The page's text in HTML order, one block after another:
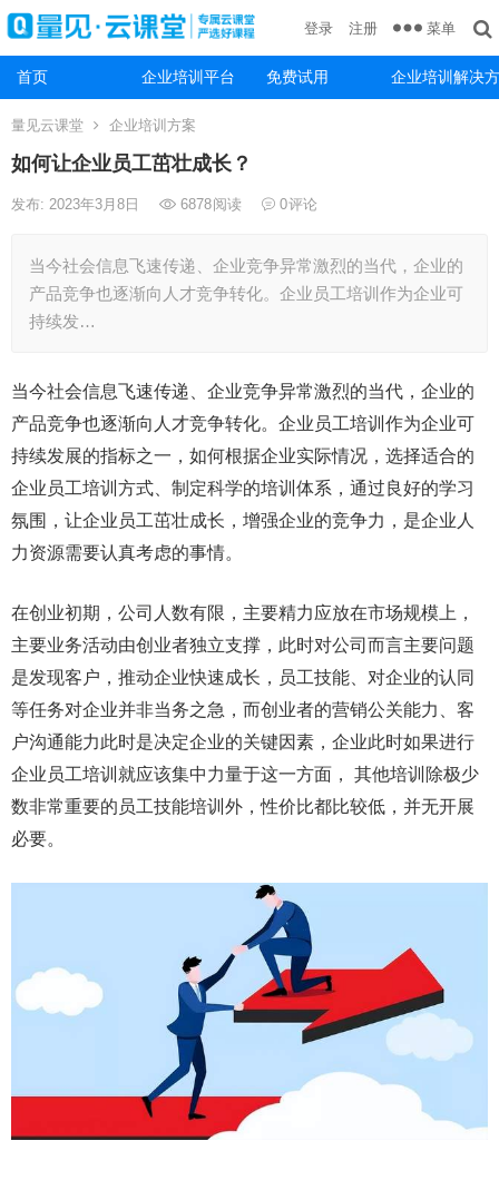
首页 企业培训平台 免费试用 企业培训解决
登录 注册 菜单
量见云课堂 企业培训方案
如何让企业员工茁壮成长？
发布: 2023年3月8日 6878阅读 0评论
当今社会信息飞速传递、企业竞争异常激烈的当代，企业的
产品竞争也逐渐向人才竞争转化。企业员工培训作为企业可
持续发…
当今社会信息飞速传递、企业竞争异常激烈的当代，企业的
产品竞争也逐渐向人才竞争转化。企业员工培训作为企业可
持续发展的指标之一，如何根据企业实际情况，选择适合的
企业员工培训方式、制定科学的培训体系，通过良好的学习
氛围，让企业员工茁壮成长，增强企业的竞争力，是企业人
力资源需要认真考虑的事情。
在创业初期，公司人数有限，主要精力应放在市场规模上，
主要业务活动由创业者独立支撑，此时对公司而言主要问题
是发现客户，推动企业快速成长，员工技能、对企业的认同
等任务对企业并非当务之急，而创业者的营销公关能力、客
户沟通能力此时是决定企业的关键因素，企业此时如果进行
企业员工培训就应该集中力量于这一方面， 其他培训除极少
数非常重要的员工技能培训外，性价比都比较低，并无开展
必要。